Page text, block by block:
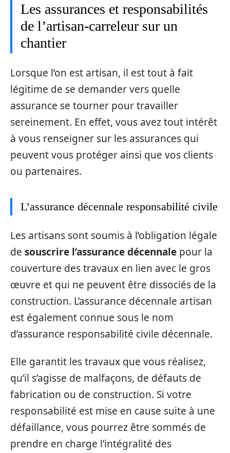
Les assurances et responsabilités
de l’artisan-carreleur sur un
chantier
Lorsque l’on est artisan, il est tout à fait
légitime de se demander vers quelle
assurance se tourner pour travailler
sereinement. En effet, vous avez tout intérêt
à vous renseigner sur les assurances qui
peuvent vous protéger ainsi que vos clients
ou partenaires.
L’assurance décennale responsabilité civile
Les artisans sont soumis à l’obligation légale
de souscrire l’assurance décennale pour la
couverture des travaux en lien avec le gros
œuvre et qui ne peuvent être dissociés de la
construction. L’assurance décennale artisan
est également connue sous le nom
d’assurance responsabilité civile décennale.
Elle garantit les travaux que vous réalisez,
qu’il s’agisse de malfaçons, de défauts de
fabrication ou de construction. Si votre
responsabilité est mise en cause suite à une
défaillance, vous pourrez être sommés de
prendre en charge l’intégralité des